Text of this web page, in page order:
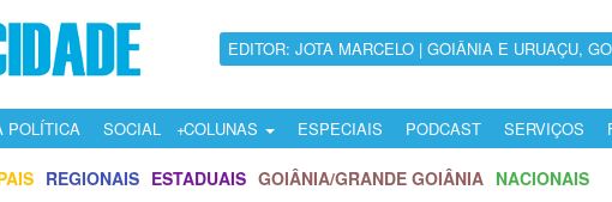
EDITOR: JOTA MARCELO | GOIÂNIA E URUAÇU,
POLÍTICA SOCIAL COLUNAS ESPECIAIS PODCAST SERVIÇOS
REGIONAIS ESTADUAIS GOIÂNIA/GRANDE GOIÂNIA NACIONAIS